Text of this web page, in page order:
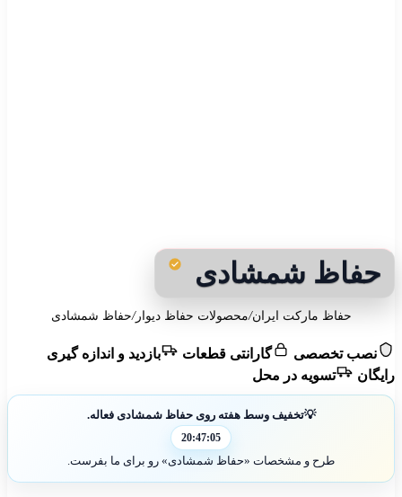
حفاظ شمشادی
حفاظ مارکت ایران/محصولات حفاظ دیوار/حفاظ شمشادی
نصب تخصصی گارانتی قطعات
بازدید و اندازه گیری
رایگان
تسویه در محل
20:47:04
💡تخفیف وسط هفته روی حفاظ شمشادی فعاله.
طرح و مشخصات «حفاظ شمشادی» رو برای ما بفرست.